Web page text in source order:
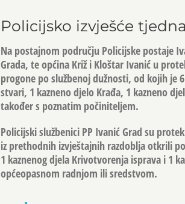
Policijsko izvješće
Na postajnom području Policijske postaje
Grada, te općina Križ i Kloštar Ivanić u
progone po službenoj dužnosti, od kojih je
stvari, 1 kazneno djelo Krađa, 1 kazneno
također s poznatim počiniteljem.
Policijski službenici PP Ivanić Grad su
iz prethodnih izvještajnih razdoblja otkrili
1 kaznenog djela Krivotvorenja isprava i 1
općeopasnom radnjom ili sredstvom.